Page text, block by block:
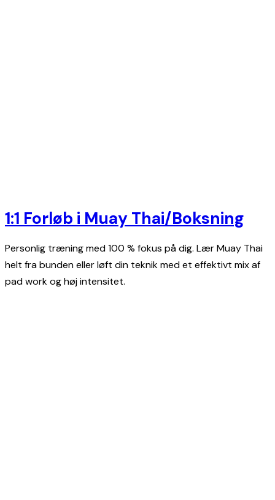
1:1 Forløb i Muay Thai/Boksning
Personlig træning med 100 % fokus på dig. Lær Muay Thai
helt fra bunden eller løft din teknik med et effektivt mix af
pad work og høj intensitet.